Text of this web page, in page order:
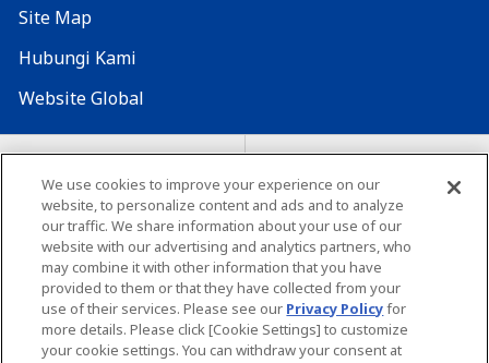
Site Map
Hubungi Kami
Website Global
Map Situs Lokasi seluruh dunia
Tentang penggunaan situs ini Lingkungan yang dianjurkan
Copyright© Unicharm Corporation
We use cookies to improve your experience on our
website, to personalize content and ads and to analyze
our traffic. We share information about your use of our
website with our advertising and analytics partners, who
may combine it with other information that you have
provided to them or that they have collected from your
use of their services. Please see our Privacy Policyfor
more details. Please click [Cookie Settings] to customize
your cookie settings. You can withdraw your consent at